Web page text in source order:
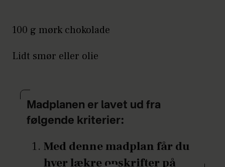
100 g mørk chokolade
Lidt smør eller olie
Madplanen er lavet ud fra
følgende kriterier:
Med denne madplan får du
hver lækre opskrifter på